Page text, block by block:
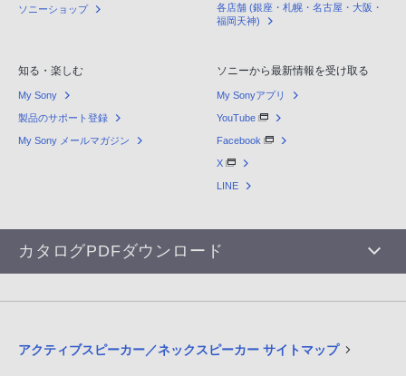
ソニーショップ
各店舗 (銀座・札幌・名古屋・大阪・
福岡天神)
知る・楽しむ
My Sony
製品のサポート登録
My Sony メールマガジン
ソニーから最新情報を受け取る
My Sonyアプリ
YouTube
Facebook
X
LINE
カタログPDFダウンロード
アクティブスピーカー／ネックスピーカー サイトマップ